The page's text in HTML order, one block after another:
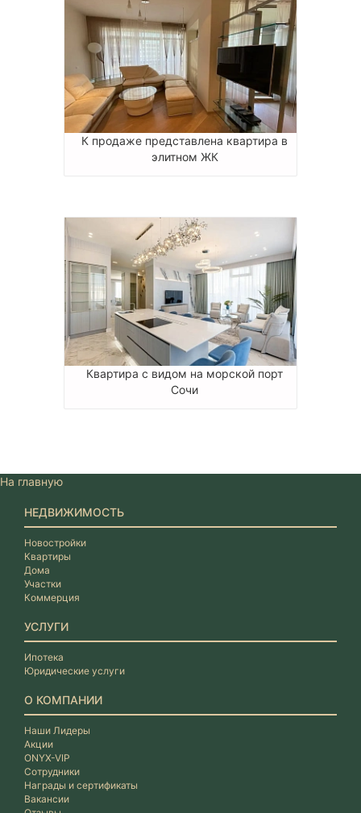
К продаже представлена квартира в
элитном ЖК
Квартира с видом на морской порт
Сочи
На главную
НЕДВИЖИМОСТЬ
Новостройки
Квартиры
Дома
Участки
Коммерция
УСЛУГИ
Ипотека
Юридические услуги
О КОМПАНИИ
Наши Лидеры
Акции
ONYX-VIP
Сотрудники
Награды и сертификаты
Вакансии